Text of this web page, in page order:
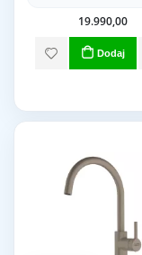
19.990,00
Dodaj